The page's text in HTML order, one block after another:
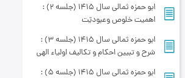
ابو حمزه ثمالی سال 1415 (جلسه 2) :
اهمیت خلوص وعبودیّت
ابو حمزه ثمالی سال 1415 (جلسه 3) :
شرح و تبیین احکام و تکالیف اولیاء الهی
ابو حمزه ثمالی سال 1415 (جلسه 5) :